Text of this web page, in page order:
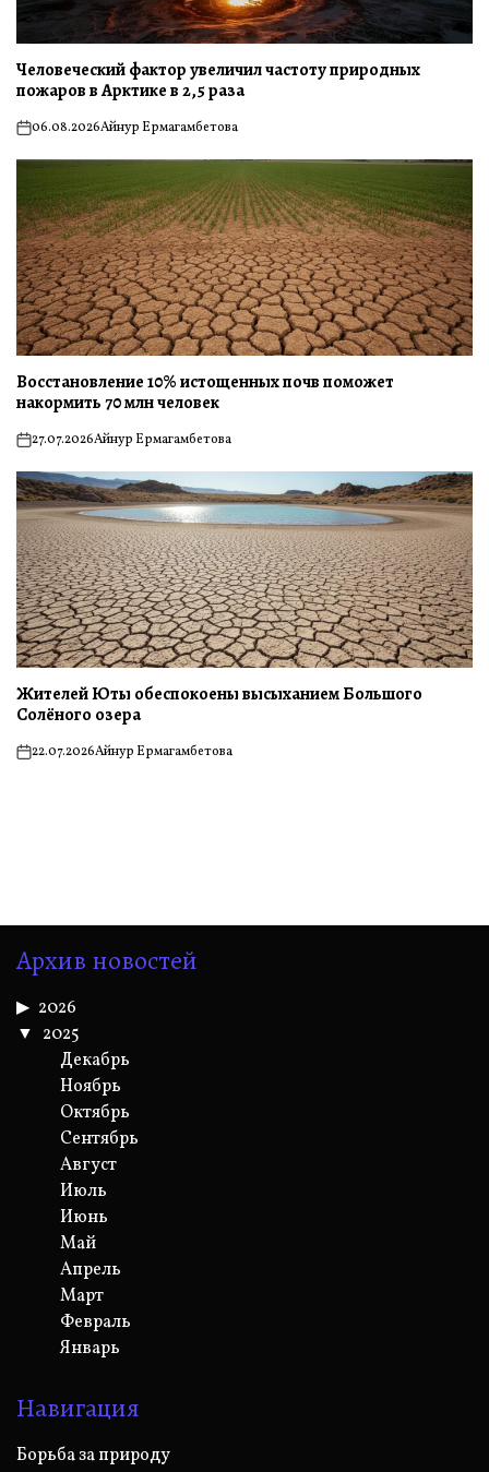
Человеческий фактор увеличил частоту природных
пожаров в Арктике в 2,5 раза
on06.08.2026Айнур Ермагамбетова
Восстановление 10% истощенных почв поможет
накормить 70 млн человек
on27.07.2026Айнур Ермагамбетова
Жителей Юты обеспокоены высыханием Большого
Солёного озера
on22.07.2026Айнур Ермагамбетова
Архив новостей
2026
2025
Декабрь
Ноябрь
Октябрь
Сентябрь
Август
Июль
Июнь
Май
Апрель
Март
Февраль
Январь
Навигация
Борьба за природу